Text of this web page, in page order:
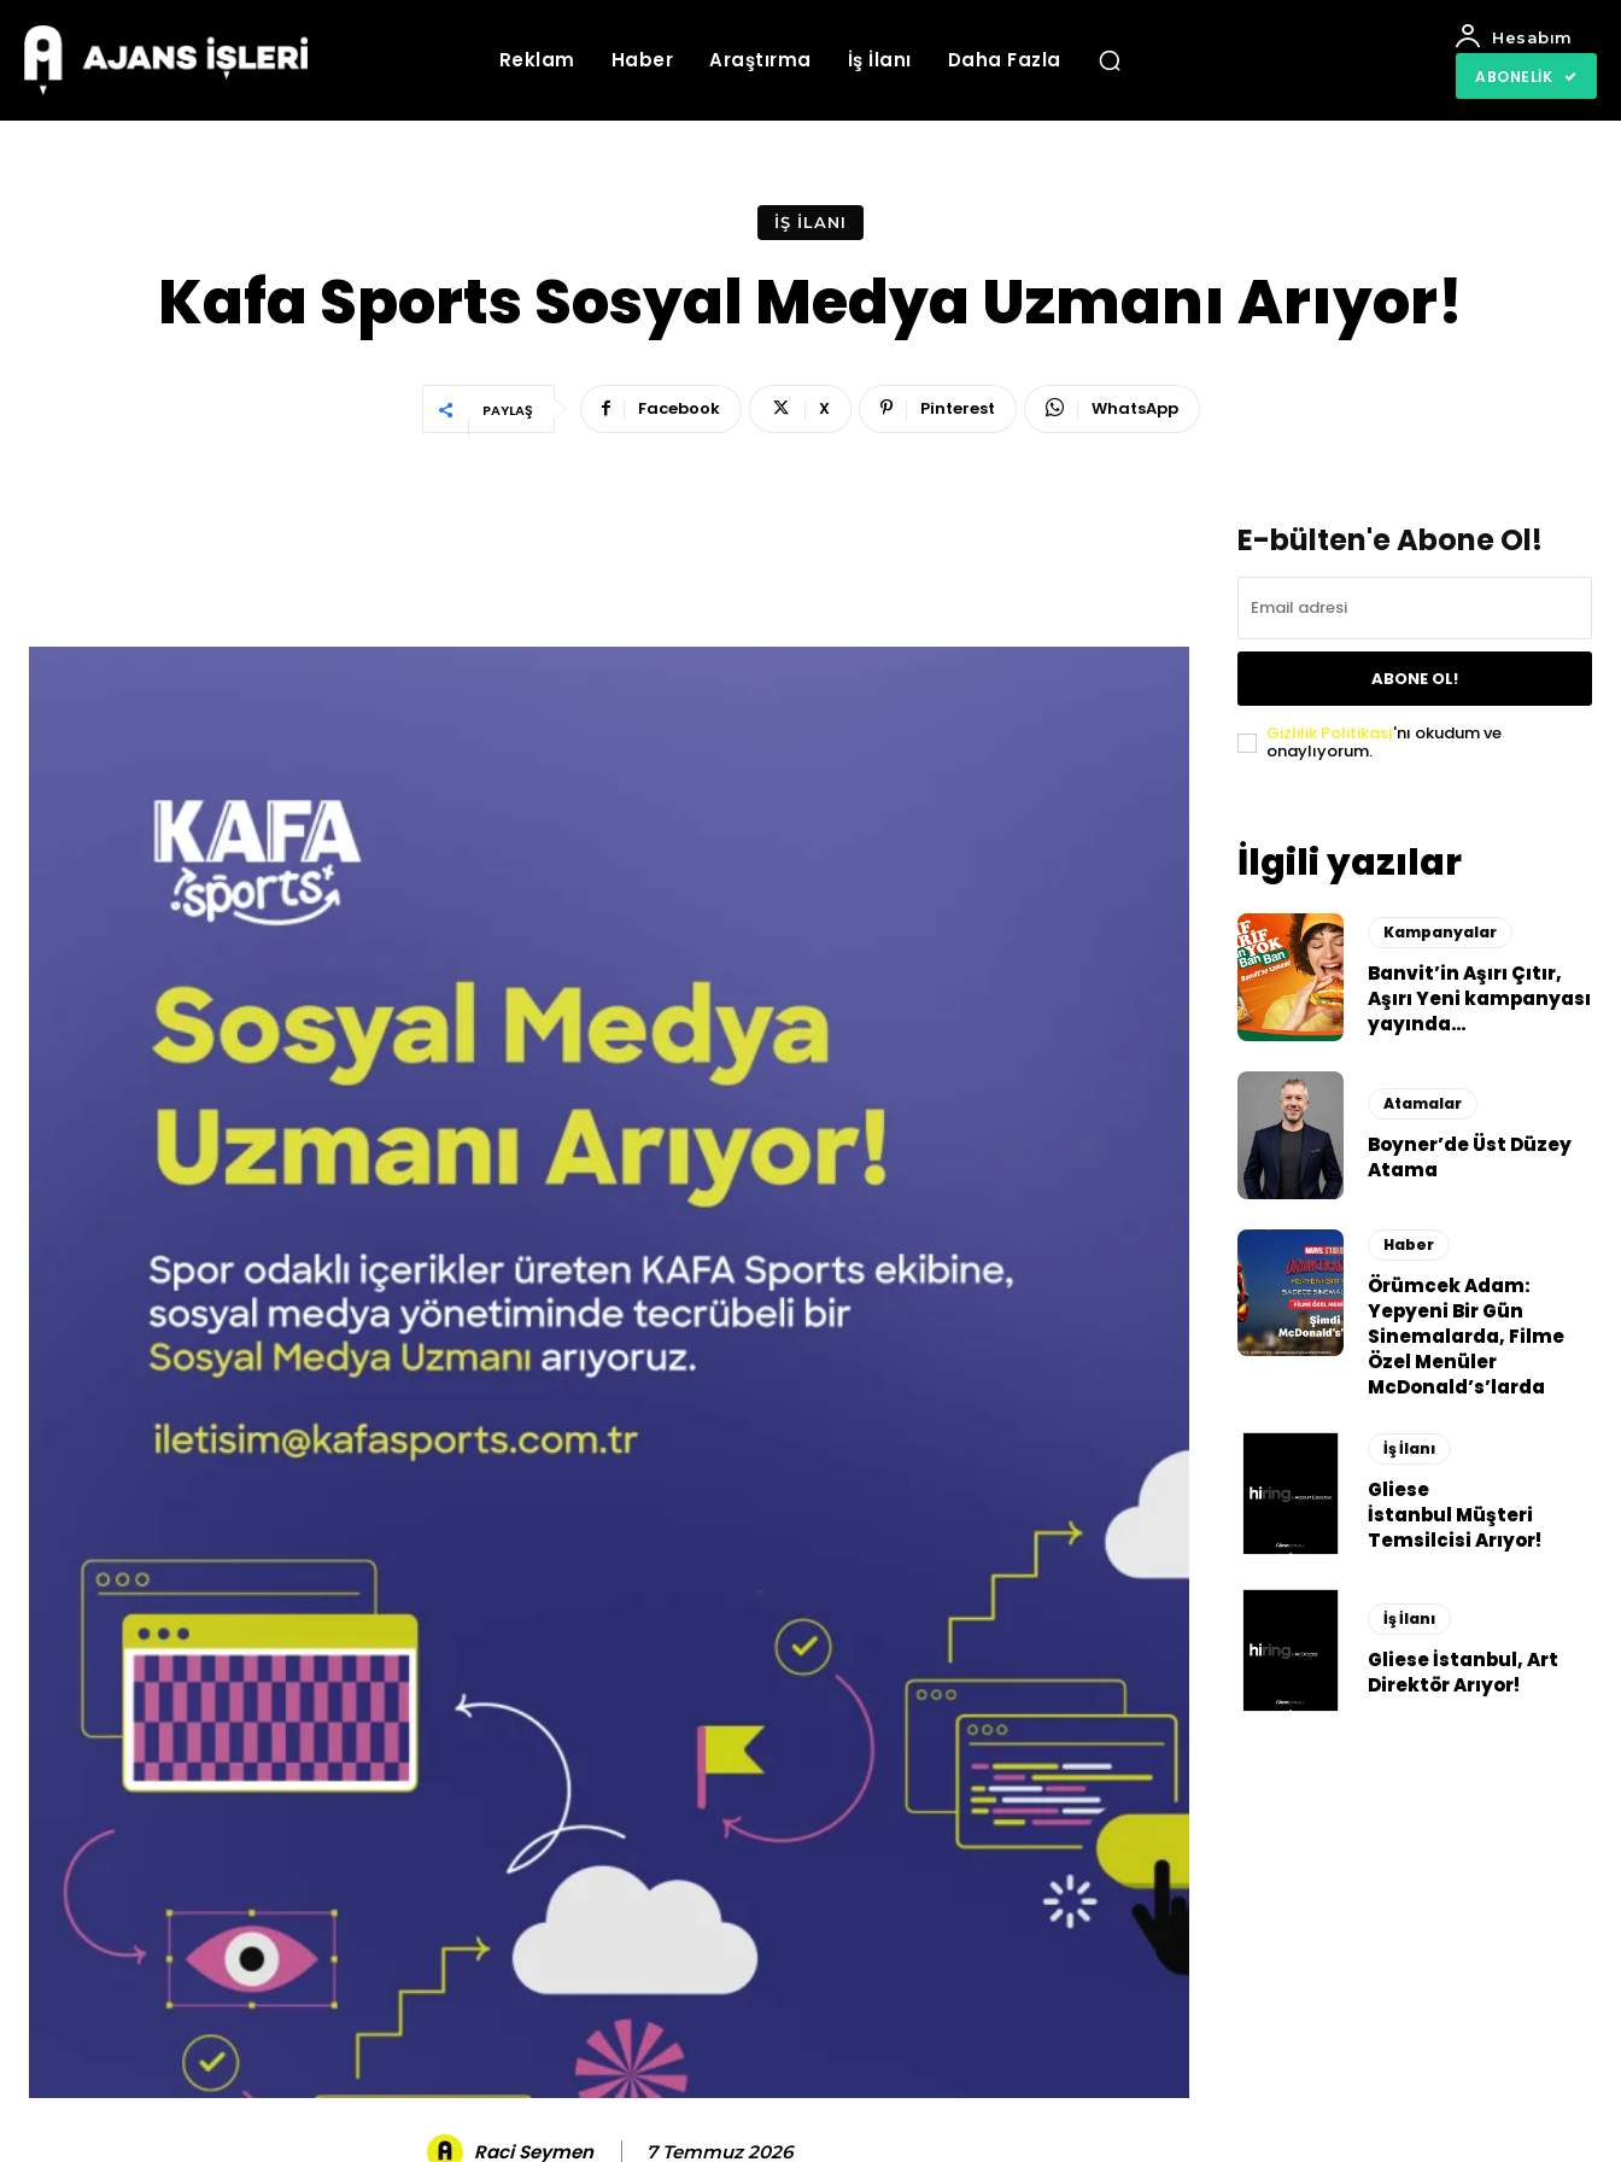
Reklam Haber Araştırma İş İlanı Daha Fazla
Hesabım
ABONELIK
İŞ İLANI
Kafa Sports Sosyal Medya Uzmanı Arıyor!
PAYLAŞ Facebook X Pinterest WhatsApp
Raci Seymen 7 Temmuz 2026
E-bülten'e Abone Ol!
ABONE OL!
Gizlilik Politikası'nı okudum ve
onaylıyorum.
İlgili yazılar
Kampanyalar
Banvit’in Aşırı Çıtır,
Aşırı Yeni kampanyası
yayında…
Atamalar
Boyner’de Üst Düzey
Atama
Haber
Örümcek Adam:
Yepyeni Bir Gün
Sinemalarda, Filme
Özel Menüler
McDonald’s’larda
İş İlanı
Gliese
İstanbul Müşteri
Temsilcisi Arıyor!
İş İlanı
Gliese İstanbul, Art
Direktör Arıyor!